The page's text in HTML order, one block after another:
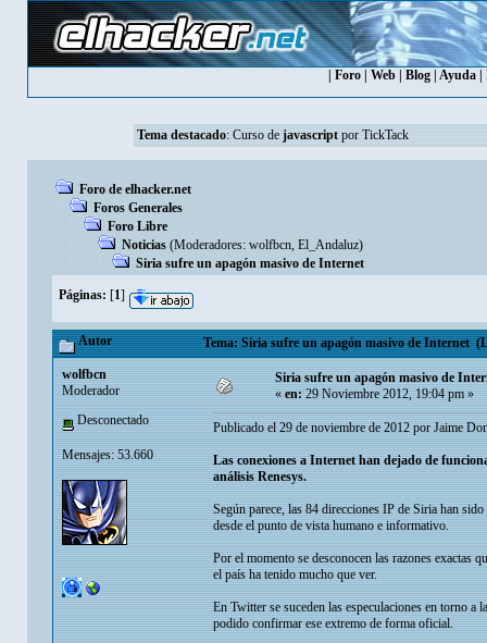
Foro| Web| Blog| Ayuda|
Tema destacado: Curso de javascriptpor TickTack
Foro de elhacker.net
Foros Generales
Foro Libre
Noticias (Moderadores: wolfbcn, El_Andaluz)
Siria sufre un apagón masivo de Internet
Páginas: [1]
Autor Tema: Siria sufre un apagón masivo de Internet
wolfbcn
Moderador
Desconectado
Mensajes: 53.660
Siria sufre un apagón masivo de
«en:29 Noviembre 2012, 19:04 pm »
Publicado el 29 de noviembre de 2012 por Jaime
Las conexiones a Internet han dejado de
análisis Renesys.
Según parece, las 84 direcciones IP de Siria han
desde el punto de vista humano e informativo.
Por el momento se desconocen las razones exactas
el país ha tenido mucho que ver.
En Twitter se suceden las especulaciones en torno a
podido confirmar ese extremo de forma oficial.